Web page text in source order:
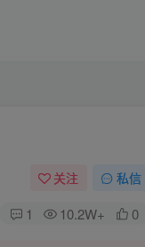
关注 私信
1 10.2W+ 0